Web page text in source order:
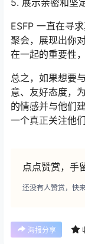
ESFP 一直在寻
聚会，展现出你
在一起的重要性
总之，如果想要
意、友好态度，
的情感并与他们
一个真正关注他们
点点赞赏，手
还没有人赞赏，快
海报分享